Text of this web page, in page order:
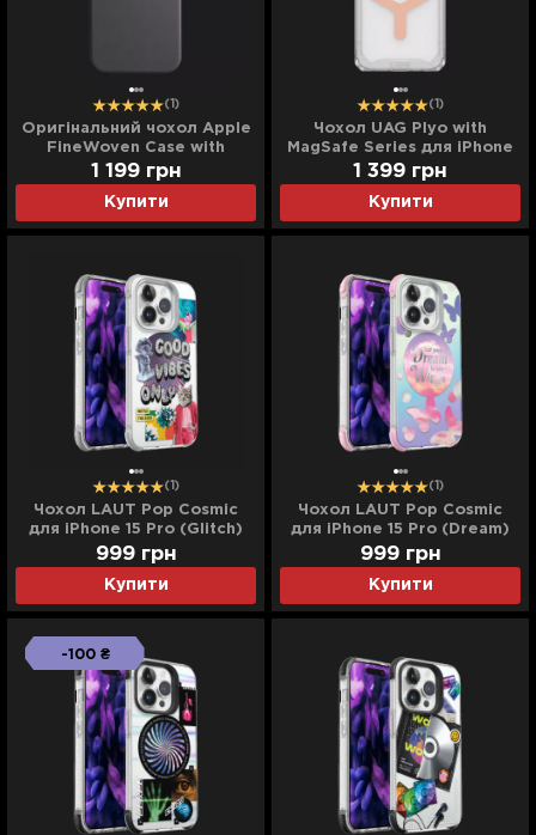
(1)
Оригінальний чохол Apple
FineWoven Case with
MagSafe для iPhone 15 Pro
(Black) (MT4H3)
Купити
1 199 грн
(1)
Чохол UAG Plyo with
MagSafe Series для iPhone
15 Pro (Ice/Rose Gold)
Купити
1 399 грн
(1)
Чохол LAUT Pop Cosmic
для iPhone 15 Pro (Glitch)
Купити
999 грн
(1)
Чохол LAUT Pop Cosmic
для iPhone 15 Pro (Dream)
Купити
999 грн
-100 ₴